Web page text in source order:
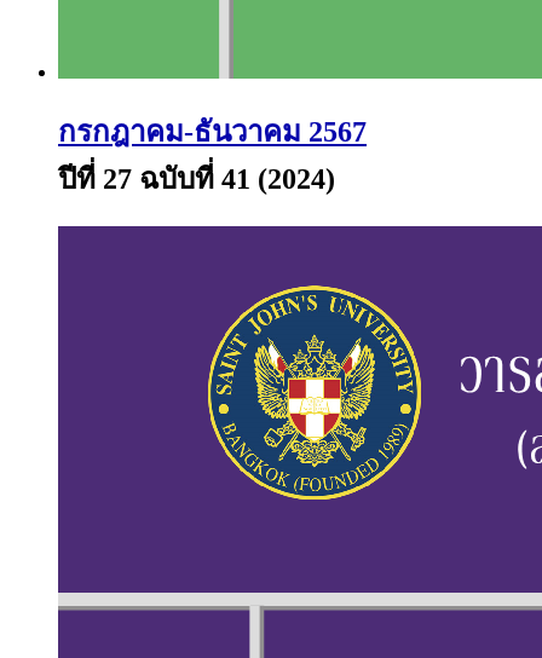
กรกฎาคม-ธันวาคม 2567
ปีที่ 27 ฉบับที่ 41 (2024)